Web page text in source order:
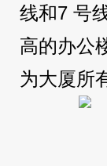
线和7 号
高的办公
为大厦所